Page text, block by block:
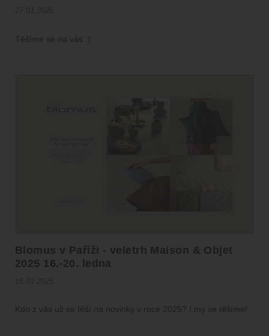
Těšíme se na vás :).
Blomus v Paříži - veletrh Maison & Objet
2025 16.-20. ledna
Kdo z vás už se těší na novinky v roce 2025? I my se těšíme!